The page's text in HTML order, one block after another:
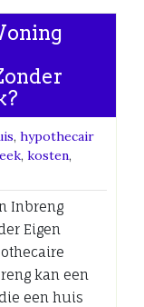
, hypothecair
, kosten,
Inbreng
Eigen
kan een
een huis